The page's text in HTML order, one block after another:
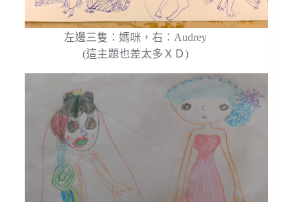
左邊三隻：媽咪，右：Audrey
(這主題也差太多ＸＤ)